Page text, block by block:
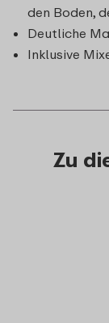
den Boden,
Deutliche
Inklusive
Zu